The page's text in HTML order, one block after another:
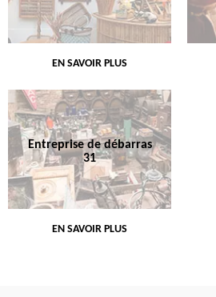
EN SAVOIR PLUS
Entreprise de débarras
31
EN SAVOIR PLUS